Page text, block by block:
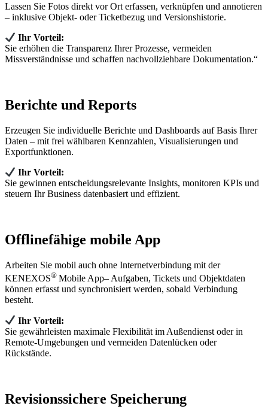
Lassen Sie Fotos direkt vor Ort erfassen, verknüpfen und annotieren
– inklusive Objekt‑ oder Ticketbezug und Versionshistorie.
Ihr Vorteil:
Sie erhöhen die Transparenz Ihrer Prozesse, vermeiden
Missverständnisse und schaffen nachvollziehbare Dokumentation.“
Berichte und Reports
Erzeugen Sie individuelle Berichte und Dashboards auf Basis Ihrer
Daten – mit frei wählbaren Kennzahlen, Visualisierungen und
Exportfunktionen.
Ihr Vorteil:
Sie gewinnen entscheidungsrelevante Insights, monitoren KPIs und
steuern Ihr Business datenbasiert und effizient.
Offlinefähige mobile App
Arbeiten Sie mobil auch ohne Internetverbindung mit der
KENEXOS® Mobile App– Aufgaben, Tickets und Objektdaten
können erfasst und synchronisiert werden, sobald Verbindung
besteht.
Ihr Vorteil:
Sie gewährleisten maximale Flexibilität im Außendienst oder in
Remote‑Umgebungen und vermeiden Datenlücken oder
Rückstände.
Revisionssichere Speicherung